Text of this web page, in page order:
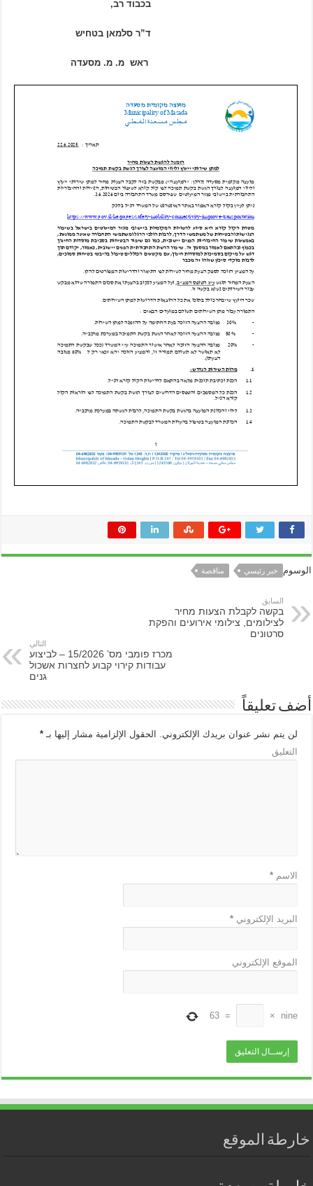
בכבוד רב,
ד”ר סלמאן בטחיש
ראש מ. מ. מסעדה
الوسوم خبر رئيسي مناقصة
السابق
בקשה לקבלת הצעות מחיר
לצילומים, צילומי אירועים והפקת
סרטונים
التالي
מכרז פומבי מס’ 15/2026 – לביצוע
עבודות קירוי קבוע לחצרות אשכול
גנים
أضف تعليقاً
لن يتم نشر عنوان بريدك الإلكتروني. الحقول الإلزامية مشار إليها بـ*
التعليق
الاسم*
البريد الإلكتروني*
الموقع الإلكتروني
nine
×
=
63
خارطة الموقع